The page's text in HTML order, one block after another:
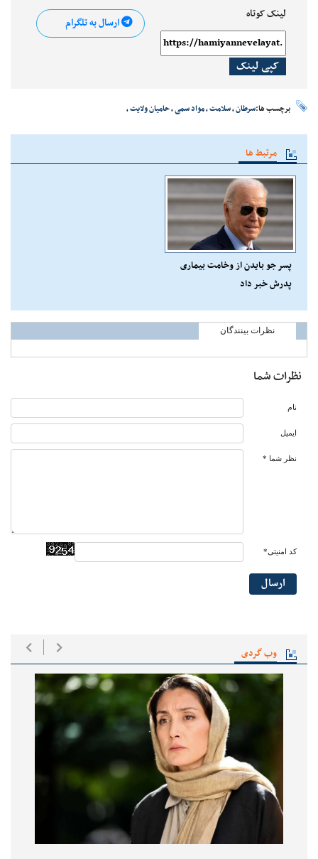
وب گردی
لینک کوتاه
کپی لینک
ارسال به تلگرام
برچسب ها:سرطان،سلامت،مواد سمی،حامیان ولایت،
مرتبط ها
پسر جو بایدن از وخامت بیماری
پدرش خبر داد
نظرات بینندگان
نظرات شما
نام
ایمیل
نظر شما *
کد امنیتی*
ارسال